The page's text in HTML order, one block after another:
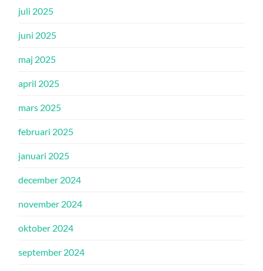
juli 2025
juni 2025
maj 2025
april 2025
mars 2025
februari 2025
januari 2025
december 2024
november 2024
oktober 2024
september 2024